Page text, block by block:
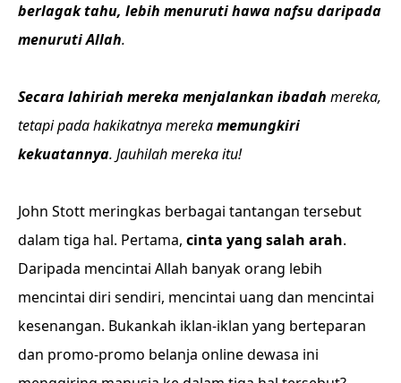
berlagak tahu, lebih menuruti hawa nafsu daripada
menuruti Allah.
Secara lahiriah mereka menjalankan ibadah mereka,
tetapi pada hakikatnya merekamemungkiri
kekuatannya. Jauhilah mereka itu!
John Stott meringkas berbagai tantangan tersebut
dalam tiga hal. Pertama, cinta yang salah arah.
Daripada mencintai Allah banyak orang lebih
mencintai diri sendiri, mencintai uang dan mencintai
kesenangan. Bukankah iklan-iklan yang berteparan
dan promo-promo belanja online dewasa ini